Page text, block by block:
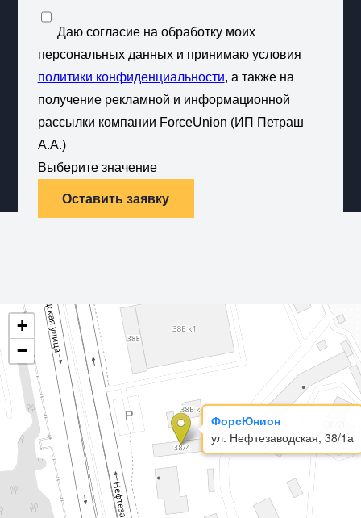
Даю согласие на обработку моих
персональных данных и принимаю условия
политики конфиденциальности, а также на
получение рекламной и информационной
рассылки компании ForceUnion (ИП Петраш
А.А.)
Выберите значение
Оставить заявку
ФорсЮнион
ул. Нефтезаводская, 38/1а
+
−